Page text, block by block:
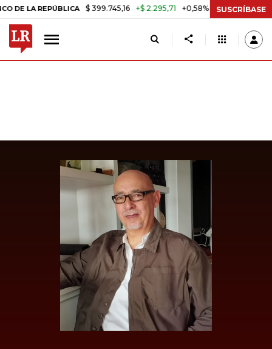
REPÚBLICA $ 399.745,16 +$ 2.295,71 +0,58% TASA DE USURA
SUSCRÍBASE